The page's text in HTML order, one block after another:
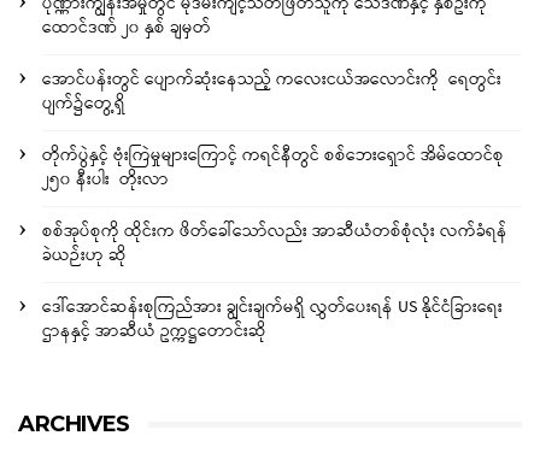
ထောင်ဒဏ် ၂၀ နှစ် ချမှတ်
အောင်ပန်းတွင် ပျောက်ဆုံးနေသည့် ကလေးငယ်အလောင်းကို ရေတွင်း
ပျက်၌တွေ့ရှိ
တိုက်ပွဲနှင့် ဗုံးကြဲမှုများကြောင့် ကရင်နီတွင် စစ်ဘေးရှောင် အိမ်ထောင်စု
၂၅၀ နီးပါး တိုးလာ
စစ်အုပ်စုကို ထိုင်းက ဖိတ်ခေါ်သော်လည်း အာဆီယံတစ်စုံလုံး လက်ခံရန်
ခဲယဉ်းဟု ဆို
ဒေါ်အောင်ဆန်းစုကြည်အား ချွင်းချက်မရှိ လွှတ်ပေးရန် US နိုင်ငံခြားရေး
ဌာနနှင့် အာဆီယံ ဥက္ကဋ္ဌတောင်းဆို
ARCHIVES